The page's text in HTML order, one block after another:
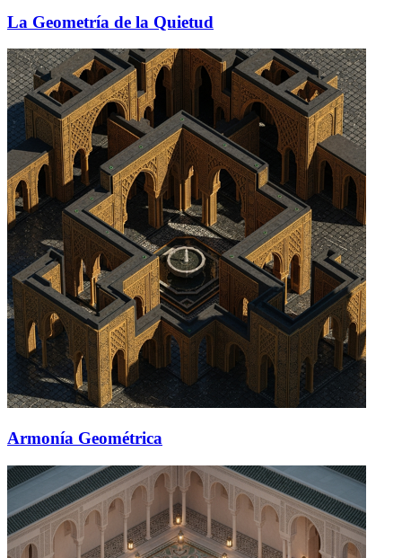
La Geometría de la Quietud
Armonía Geométrica